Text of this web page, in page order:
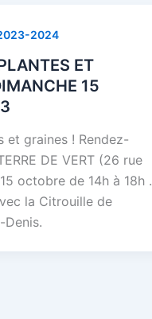
2024
ET
15
et graines ! Rendez-
DE VERT (26 rue
octobre de 14h à 18h .
la Citrouille de
Denis.